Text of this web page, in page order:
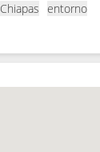
Chiapas entorno